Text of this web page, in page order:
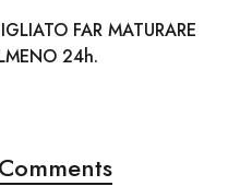
FAR MATURARE
24h.